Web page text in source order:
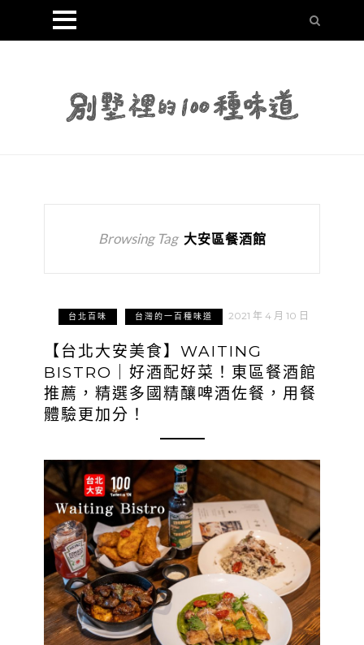
Browsing Tag 大安區餐酒館
台北百味 台灣的一百種味道 2021 年 4 月 10 日
【台北大安美食】WAITING
BISTRO｜好酒配好菜！東區餐酒館
推薦，精選多國精釀啤酒佐餐，用餐
體驗更加分！